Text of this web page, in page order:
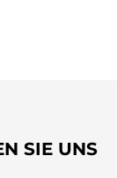
SIE UNS